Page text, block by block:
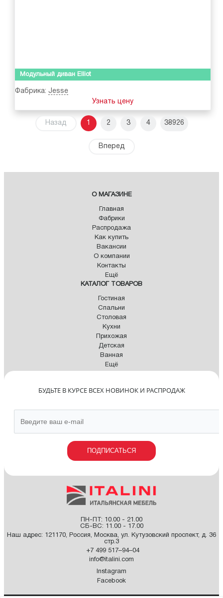
Модульный диван Elliot
Фабрика: Jesse
Узнать цену
Назад 1 2 3 4 38926
Вперед
О МАГАЗИНЕ
Главная
Фабрики
Распродажа
Как купить
Вакансии
О компании
Контакты
Ещё
КАТАЛОГ ТОВАРОВ
Гостиная
Спальни
Столовая
Кухни
Прихожая
Детская
Ванная
Ещё
БУДЬТЕ В КУРСЕ ВСЕХ НОВИНОК И РАСПРОДАЖ
ПОДПИСАТЬСЯ
ПН-ПТ: 10.00 - 21.00
СБ-ВС: 11.00 - 17.00
Наш адрес: 121170, Россия, Москва, ул. Кутузовский проспект, д. 36
стр.3
+7 499 517–94–04
info@italini.com
Instagram
Facebook